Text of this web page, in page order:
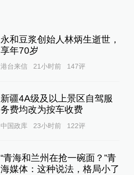
永和豆浆创始人林炳生逝世，
享年70岁
港台来信 21小时前 147评
新疆4A级及以上景区自驾服
务费均改为按车收费
中国政库 23小时前 122评
“青海和兰州在抢一碗面？”青
海媒体：这种说法，格局小了